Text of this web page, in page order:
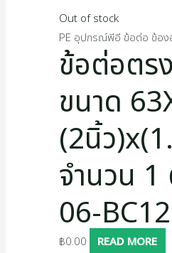
Out of stock
PE อุปกรณ์พีอี ข้อต่อ ข้อ
ข้อต่อตร
ขนาด
(2นิ้ว
จำนวน
06-
฿0.00 READ MORE